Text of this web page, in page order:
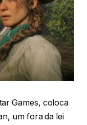
Games, coloca
um fora da lei